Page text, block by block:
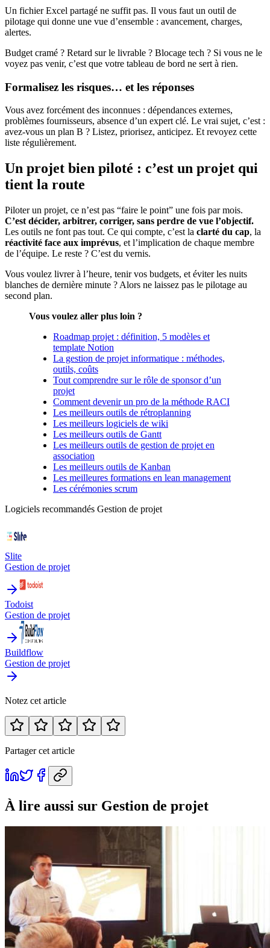
Un fichier Excel partagé ne suffit pas. Il vous faut un outil de
pilotage qui donne une vue d’ensemble : avancement, charges,
alertes.
Budget cramé ? Retard sur le livrable ? Blocage tech ? Si vous ne le
voyez pas venir, c’est que votre tableau de bord ne sert à rien.
Formalisez les risques… et les réponses
Vous avez forcément des inconnues : dépendances externes,
problèmes fournisseurs, absence d’un expert clé. Le vrai sujet, c’est :
avez-vous un plan B ? Listez, priorisez, anticipez. Et revoyez cette
liste régulièrement.
Un projet bien piloté : c’est un projet qui
tient la route
Piloter un projet, ce n’est pas “faire le point” une fois par mois.
C’est décider, arbitrer, corriger, sans perdre de vue l’objectif.
Les outils ne font pas tout. Ce qui compte, c’est la clarté du cap, la
réactivité face aux imprévus, et l’implication de chaque membre
de l’équipe. Le reste ? C’est du vernis.
Vous voulez livrer à l’heure, tenir vos budgets, et éviter les nuits
blanches de dernière minute ? Alors ne laissez pas le pilotage au
second plan.
Vous voulez aller plus loin ?
Roadmap projet : définition, 5 modèles et
template Notion
La gestion de projet informatique : méthodes,
outils, coûts
Tout comprendre sur le rôle de sponsor d’un
projet
Comment devenir un pro de la méthode RACI
Les meilleurs outils de rétroplanning
Les meilleurs logiciels de wiki
Les meilleurs outils de Gantt
Les meilleurs outils de gestion de projet en
association
Les meilleurs outils de Kanban
Les meilleures formations en lean management
Les cérémonies scrum
Logiciels recommandés Gestion de projet
Slite
Gestion de projet
Todoist
Gestion de projet
Buildflow
Gestion de projet
Notez cet article
Partager cet article
À lire aussi sur Gestion de projet